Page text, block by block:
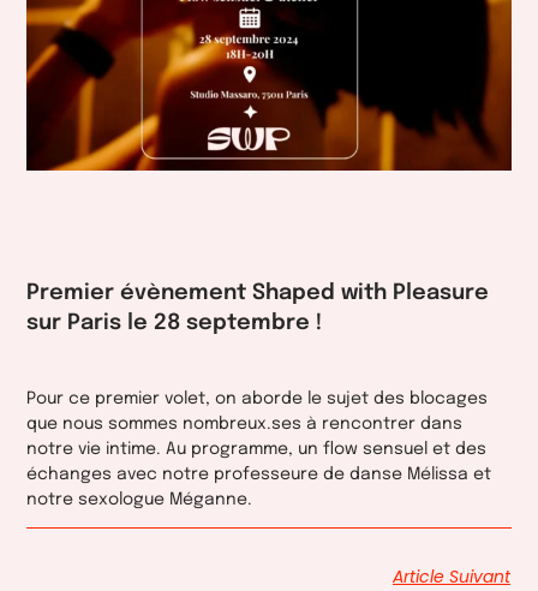
Premier évènement Shaped with Pleasure
sur Paris le 28 septembre !
Pour ce premier volet, on aborde le sujet des blocages
que nous sommes nombreux.ses à rencontrer dans
notre vie intime. Au programme, un flow sensuel et des
échanges avec notre professeure de danse Mélissa et
notre sexologue Méganne.
Article Suivant